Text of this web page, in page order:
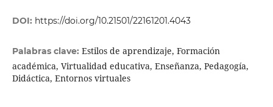
DOI: https://doi.org/10.21501/22161201.4043
Palabras clave: Estilos de aprendizaje, Formación
académica, Virtualidad educativa, Enseñanza, Pedagogía,
Didáctica, Entornos virtuales